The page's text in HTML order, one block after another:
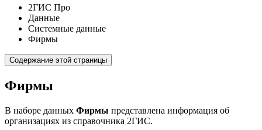
2ГИС Про
Данные
Системные данные
Фирмы
Содержание этой страницы
Фирмы
В наборе данных Фирмы представлена информация об
организациях из справочника 2ГИС.